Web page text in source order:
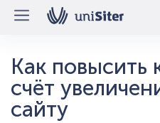
Как повысить
счёт
сайту